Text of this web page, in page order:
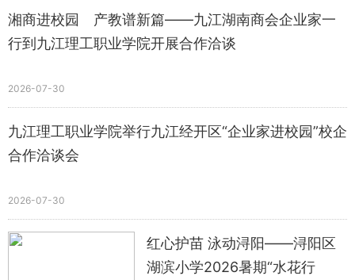
湘商进校园 产教谱新篇——九江湖南商会企业家一
行到九江理工职业学院开展合作洽谈
2026-07-30
九江理工职业学院举行九江经开区“企业家进校园”校企
合作洽谈会
2026-07-30
红心护苗 泳动浔阳——浔阳区
湖滨小学2026暑期“水花行